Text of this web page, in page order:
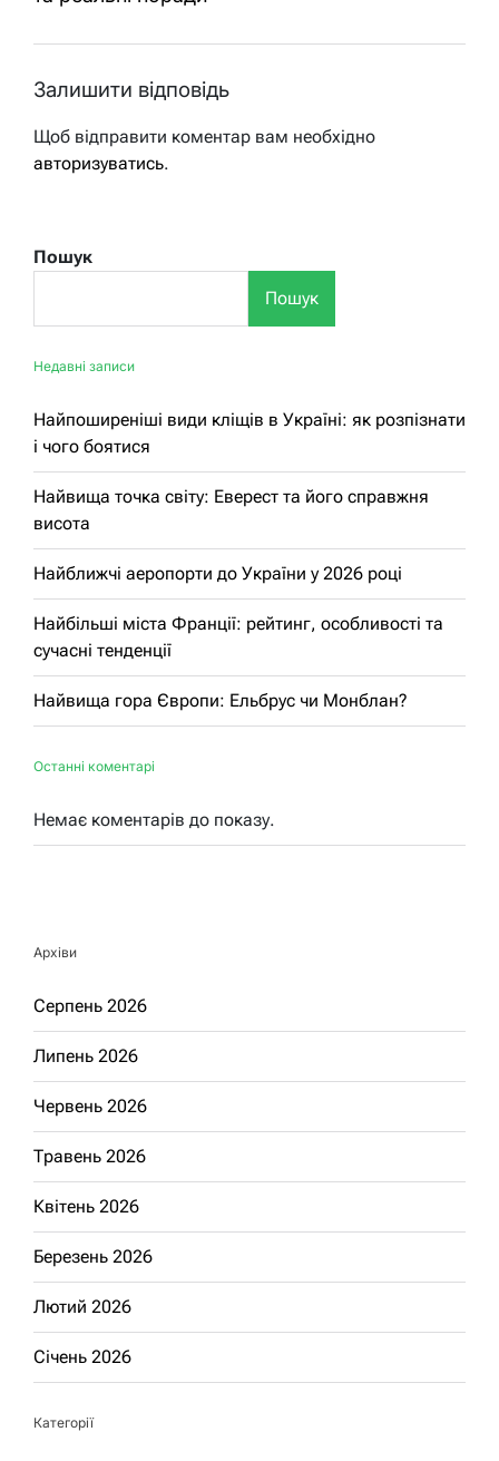
Залишити відповідь
Щоб відправити коментар вам необхідно
авторизуватись.
Пошук
Пошук
Недавні записи
Найпоширеніші види кліщів в Україні: як розпізнати
і чого боятися
Найвища точка світу: Еверест та його справжня
висота
Найближчі аеропорти до України у 2026 році
Найбільші міста Франції: рейтинг, особливості та
сучасні тенденції
Найвища гора Європи: Ельбрус чи Монблан?
Останні коментарі
Немає коментарів до показу.
Архіви
Серпень 2026
Липень 2026
Червень 2026
Травень 2026
Квітень 2026
Березень 2026
Лютий 2026
Січень 2026
Категорії